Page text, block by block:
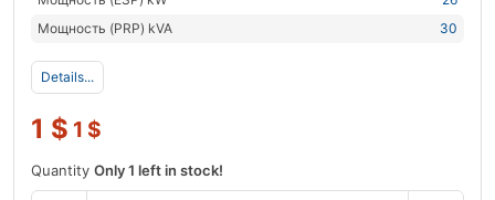
Мощность (PRP) kVA
30
Details...
1 $ 1 $
Quantity Only 1 left in stock!